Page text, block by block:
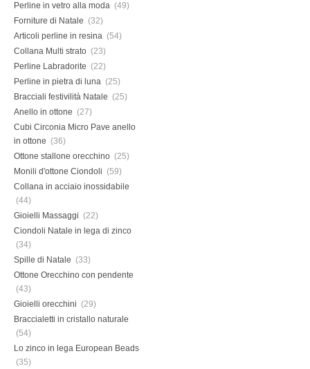
Perline in vetro alla moda (49)
Forniture di Natale (32)
Articoli perline in resina (54)
Collana Multi strato (23)
Perline Labradorite (22)
Perline in pietra di luna (25)
Bracciali festivilità Natale (25)
Anello in ottone (27)
Cubi Circonia Micro Pave anello
in ottone (36)
Ottone stallone orecchino (25)
Monili d'ottone Ciondoli (59)
Collana in acciaio inossidabile
(44)
Gioielli Massaggi (22)
Ciondoli Natale in lega di zinco
(34)
Spille di Natale (33)
Ottone Orecchino con pendente
(43)
Gioielli orecchini (29)
Braccialetti in cristallo naturale
(54)
Lo zinco in lega European Beads
(35)